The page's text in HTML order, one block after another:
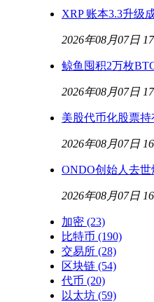
XRP 账本3.3升级
2026年08月07日
鲸鱼囤积2万枚
2026年08月07日
美股代币化股票
2026年08月07日
ONDO创始人去
2026年08月07日
加密 (23)
比特币 (190)
交易所 (28)
区块链 (54)
代币 (20)
以太坊 (59)